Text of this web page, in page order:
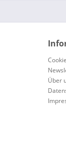
Über